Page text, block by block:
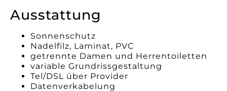
Ausstattung
Sonnenschutz
Nadelfilz, Laminat, PVC
getrennte Damen und Herrentoiletten
variable Grundrissgestaltung
Tel/DSL über Provider
Datenverkabelung